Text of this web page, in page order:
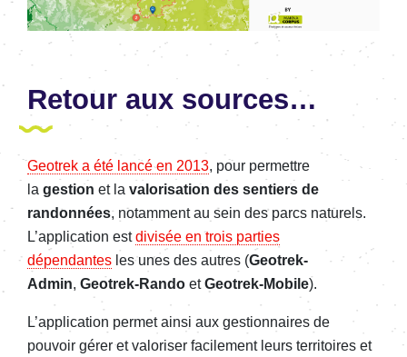
Retour aux sources…
Geotrek a été lancé en 2013, pour permettre
la gestion et la valorisation des sentiers de
randonnées, notamment au sein des parcs naturels.
L’application estdivisée en trois parties
dépendantes les unes des autres (Geotrek-
Admin, Geotrek-Rando etGeotrek-Mobile).
L’application permet ainsi aux gestionnaires de
pouvoir gérer et valoriser facilement leurs territoires et